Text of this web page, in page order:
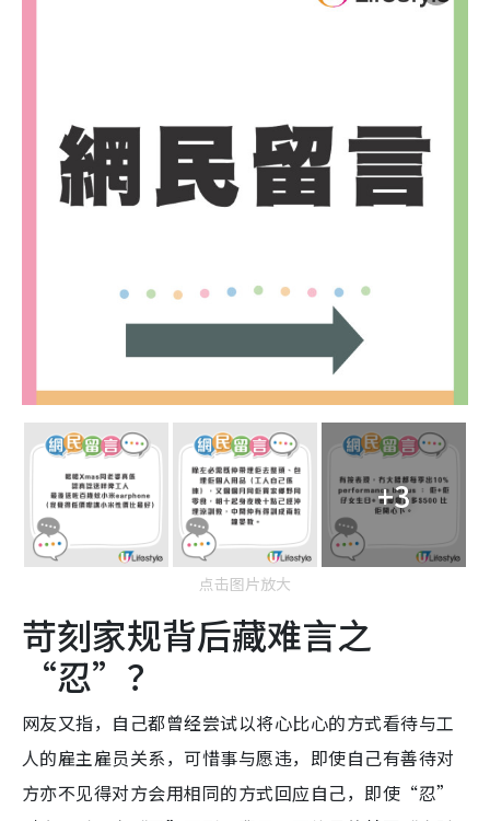
+3
点击图片放大
苛刻家规背后藏难言之
“忍”？
网友又指，自己都曾经尝试以将心比心的方式看待与工
人的雇主雇员关系，可惜事与愿违，即使自己有善待对
方亦不见得对方会用相同的方式回应自己，即使“忍”